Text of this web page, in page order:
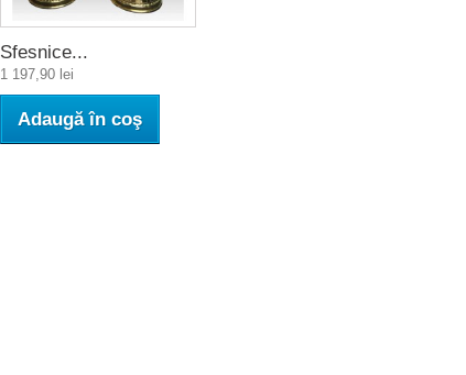
Sfesnice...
1 197,90 lei
Adaugă în coş